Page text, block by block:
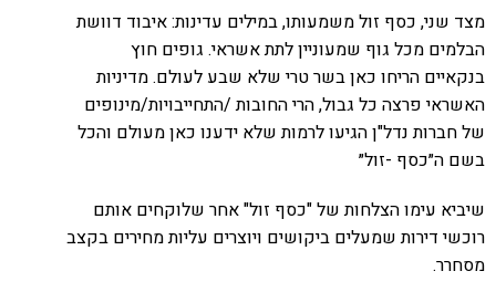
מצד שני, כסף זול משמעותו, במילים עדינות: איבוד דוושת
הבלמים מכל גוף שמעוניין לתת אשראי. גופים חוץ
בנקאיים הריחו כאן בשר טרי שלא שבע לעולם. מדיניות
האשראי פרצה כל גבול, הרי החובות /התחייבויות/מינופים
של חברות נדל"ן הגיעו לרמות שלא ידענו כאן מעולם והכל
בשם ה״כסף -זול״
שיביא עימו הצלחות של "כסף זול" אחר שלוקחים אותם
רוכשי דירות שמעלים ביקושים ויוצרים עליות מחירים בקצב
מסחרר.